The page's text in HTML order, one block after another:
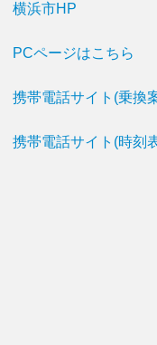
横浜市HP
PCページはこちら
携帯電話サイト(乗換
携帯電話サイト(時刻